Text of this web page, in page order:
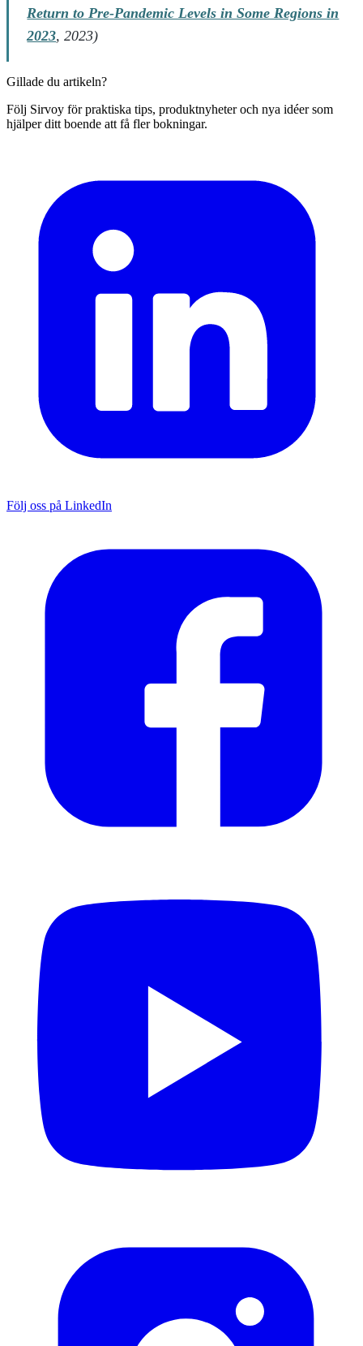
Return to Pre-Pandemic Levels in Some Regions in
2023, 2023)
Gillade du artikeln?
Följ Sirvoy för praktiska tips, produktnyheter och nya idéer som
hjälper ditt boende att få fler bokningar.
Följ oss på LinkedIn